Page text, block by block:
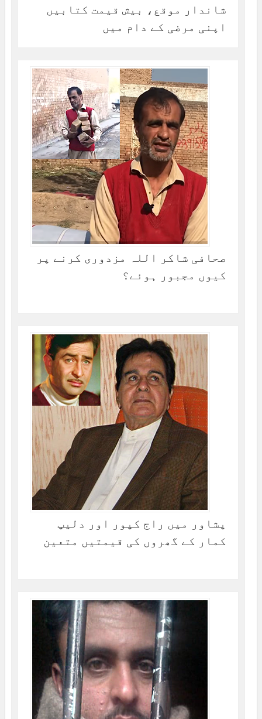
شاندار موقع، بیش قیمت کتابیں
اپنی مرضی کے دام میں
صحافی شاکر اللہ مزدوری کرنے پر
کیوں مجبور ہوئے؟
پشاور میں راج کپور اور دلیپ
کمار کے گھروں کی قیمتیں متعین